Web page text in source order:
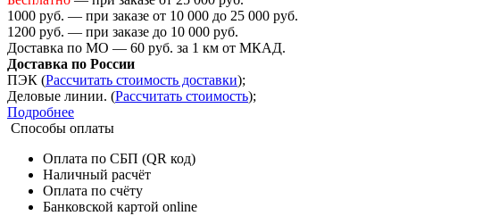
1000 руб. — при заказе от 10 000 до 25 000 руб.
1200 руб. — при заказе до 10 000 руб.
Доставка по МО — 60 руб. за 1 км от МКАД.
Доставка по России
ПЭК (Рассчитать стоимость доставки);
Деловые линии. (Рассчитать стоимость);
Подробнее
Способы оплаты
Оплата по СБП (QR код)
Наличный расчёт
Оплата по счёту
Банковской картой online